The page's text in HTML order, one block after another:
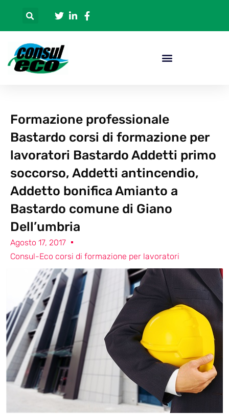
Formazione professionale
Bastardo corsi di formazione per
lavoratori Bastardo Addetti primo
soccorso, Addetti antincendio,
Addetto bonifica Amianto a
Bastardo comune di Giano
Dell’umbria
Agosto 17, 2017
Consul-Eco corsi di formazione per lavoratori